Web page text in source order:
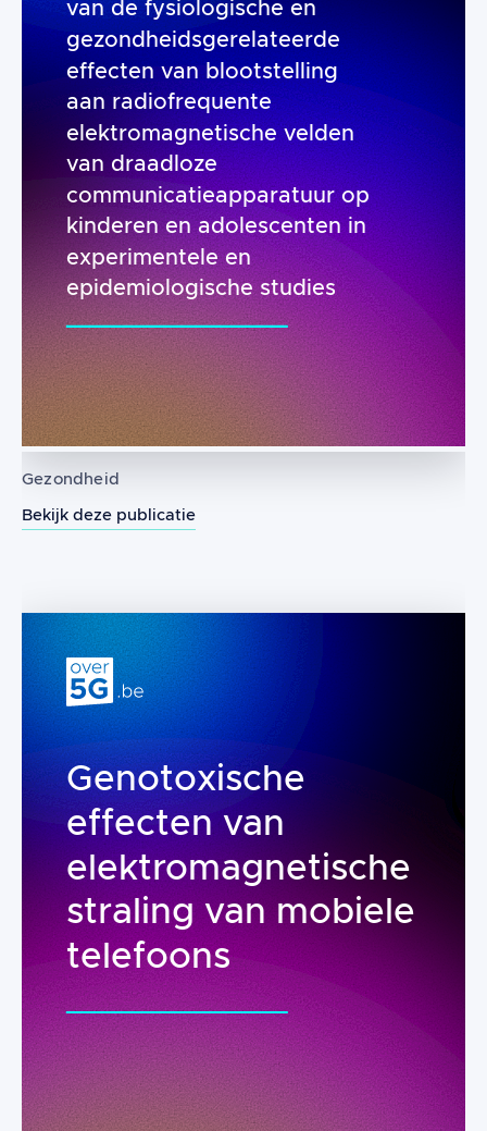
van de fysiologische en
gezondheidsgerelateerde
effecten van blootstelling
aan radiofrequente
elektromagnetische velden
van draadloze
communicatieapparatuur op
kinderen en adolescenten in
experimentele en
epidemiologische studies
Systematische beoordeling van de
Gezondheid
Bekijk deze publicatie
Genotoxische
effecten van
elektromagnetische
straling van mobiele
telefoons